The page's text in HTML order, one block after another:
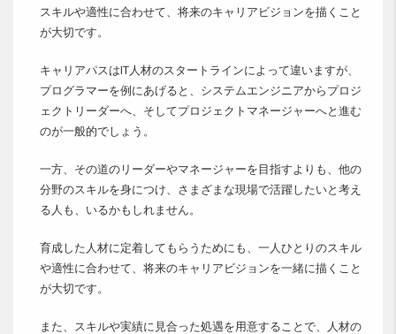
スキルや適性に合わせて、将来のキャリアビジョンを描くこと
が大切です。
キャリアパスはIT人材のスタートラインによって違いますが、
プログラマーを例にあげると、システムエンジニアからプロジ
ェクトリーダーへ、そしてプロジェクトマネージャーへと進む
のが一般的でしょう。
一方、その道のリーダーやマネージャーを目指すよりも、他の
分野のスキルを身につけ、さまざまな現場で活躍したいと考え
る人も、いるかもしれません。
育成した人材に定着してもらうためにも、一人ひとりのスキル
や適性に合わせて、将来のキャリアビジョンを一緒に描くこと
が大切です。
また、スキルや実績に見合った処遇を用意することで、人材の